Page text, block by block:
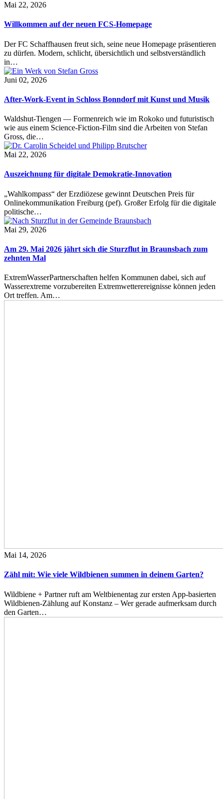
Mai 22, 2026
Willkommen auf der neuen FCS-Homepage
Der FC Schaffhausen freut sich, seine neue Homepage präsentieren
zu dürfen. Modern, schlicht, übersichtlich und selbstverständlich
in…
Juni 02, 2026
After-Work-Event in Schloss Bonndorf mit Kunst und Musik
Waldshut-Tiengen — Formenreich wie im Rokoko und futuristisch
wie aus einem Science-Fiction-Film sind die Arbeiten von Stefan
Gross, die…
Mai 22, 2026
Auszeichnung für digitale Demokratie-Innovation
„Wahlkompass“ der Erzdiözese gewinnt Deutschen Preis für
Onlinekommunikation Freiburg (pef). Großer Erfolg für die digitale
politische…
Mai 29, 2026
Am 29. Mai 2026 jährt sich die Sturzflut in Braunsbach zum
zehnten Mal
ExtremWasserPartnerschaften helfen Kommunen dabei, sich auf
Wasserextreme vorzubereiten Extremwetterereignisse können jeden
Ort treffen. Am…
Mai 14, 2026
Zähl mit: Wie viele Wildbienen summen in deinem Garten?
Wildbiene + Partner ruft am Weltbienentag zur ersten App-basierten
Wildbienen-Zählung auf Konstanz – Wer gerade aufmerksam durch
den Garten…